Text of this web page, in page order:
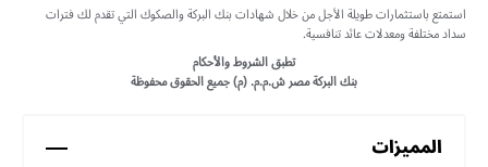
استمتع باستثمارات طويلة الأجل من خلال شهادات بنك البركة والصكوك التي تقدم لك فترات
سداد مختلفة ومعدلات عائد تنافسية.
تطبق الشروط والأحكام
بنك البركة مصر ش.م.م. (م) جميع الحقوق محفوظة
المميزات